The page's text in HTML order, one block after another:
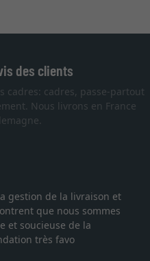
des clients
cadres: cadres, passe-partout
Nous livrons en France
gestion de la livraison et
que nous sommes
et soucieuse de la
très favo